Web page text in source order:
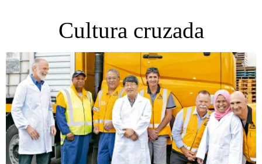
Cultura cruzada